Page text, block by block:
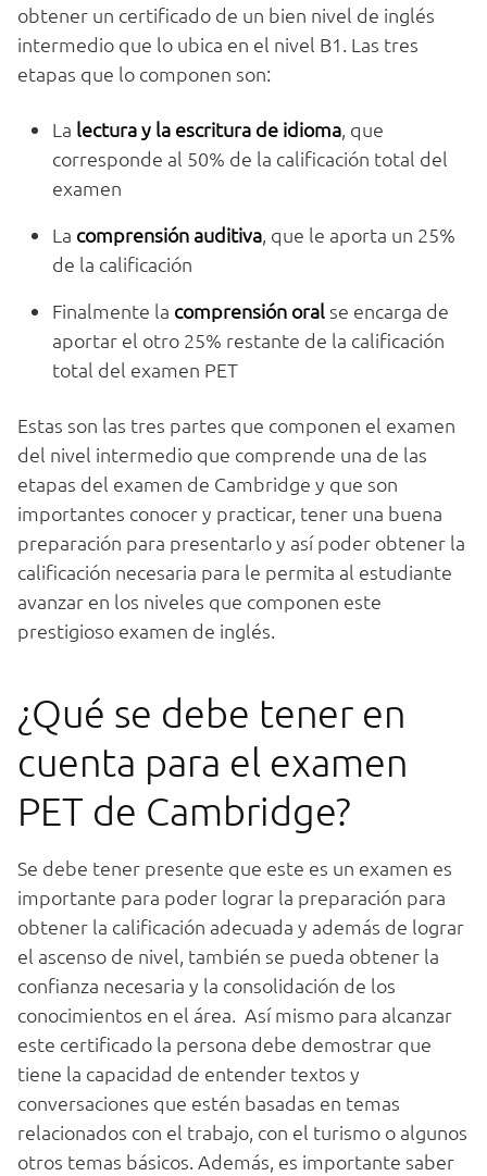
obtener un certificado de un bien nivel de inglés
intermedio que lo ubica en el nivel B1. Las tres
etapas que lo componen son:
La lectura y la escritura de idioma, que
corresponde al 50% de la calificación total del
examen
La comprensión auditiva, que le aporta un 25%
de la calificación
Finalmente la comprensión oral se encarga de
aportar el otro 25% restante de la calificación
total del examen PET
Estas son las tres partes que componen el examen
del nivel intermedio que comprende una de las
etapas del examen de Cambridge y que son
importantes conocer y practicar, tener una buena
preparación para presentarlo y así poder obtener la
calificación necesaria para le permita al estudiante
avanzar en los niveles que componen este
prestigioso examen de inglés.
¿Qué se debe tener en
cuenta para el examen
PET de Cambridge?
Se debe tener presente que este es un examen es
importante para poder lograr la preparación para
obtener la calificación adecuada y además de lograr
el ascenso de nivel, también se pueda obtener la
confianza necesaria y la consolidación de los
conocimientos en el área. Así mismo para alcanzar
este certificado la persona debe demostrar que
tiene la capacidad de entender textos y
conversaciones que estén basadas en temas
relacionados con el trabajo, con el turismo o algunos
otros temas básicos. Además, es importante saber